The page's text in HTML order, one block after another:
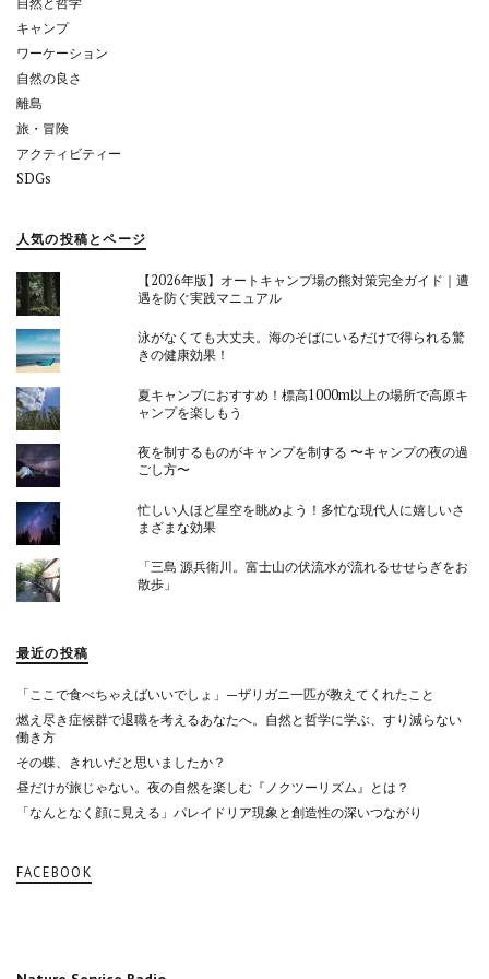
キャンプ
ワーケーション
自然の良さ
離島
旅・冒険
アクティビティー
SDGs
人気の投稿とページ
【2026年版】オートキャンプ場の熊対策完全ガイド｜遭
遇を防ぐ実践マニュアル
泳がなくても大丈夫。海のそばにいるだけで得られる驚
きの健康効果！
夏キャンプにおすすめ！標高1000m以上の場所で高原キ
ャンプを楽しもう
夜を制するものがキャンプを制する 〜キャンプの夜の過
ごし方〜
忙しい人ほど星空を眺めよう！多忙な現代人に嬉しいさ
まざまな効果
「三島 源兵衛川。富士山の伏流水が流れるせせらぎをお
散歩」
最近の投稿
「ここで食べちゃえばいいでしょ」—ザリガニ一匹が教えてくれたこと
燃え尽き症候群で退職を考えるあなたへ。自然と哲学に学ぶ、すり減らない
働き方
その蝶、きれいだと思いましたか？
昼だけが旅じゃない。夜の自然を楽しむ『ノクツーリズム』とは？
「なんとなく顔に見える」パレイドリア現象と創造性の深いつながり
FACEBOOK